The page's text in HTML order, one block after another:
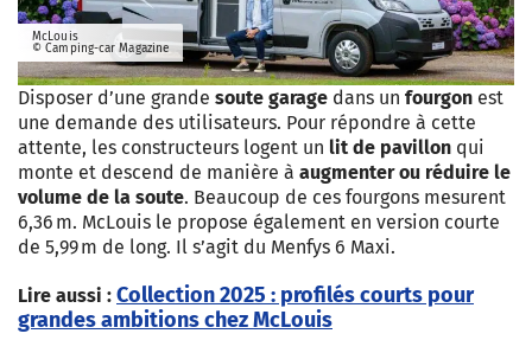
McLouis
© Camping-car Magazine
Disposer d’une grande soute garage dans un fourgon est
une demande des utilisateurs. Pour répondre à cette
attente, les constructeurs logent un lit de pavillon qui
monte et descend de manière à augmenter ou réduire le
volume de la soute. Beaucoup de ces fourgons mesurent
6,36 m. McLouis le propose également en version courte
de 5,99 m de long. Il s’agit du Menfys 6 Maxi.
Lire aussi : Collection 2025 : profilés courts pour
grandes ambitions chez McLouis